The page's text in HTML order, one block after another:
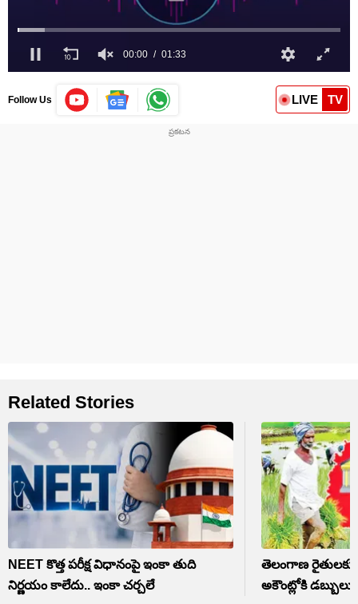
Follow Us LIVE TV
Related Stories
NEET కొత్త పరీక్ష విధానంపై ఇంకా తుది
నిర్ణయం కాలేదు.. ఇంకా చర్చలే
తెలంగాణ
అకౌంట్లోకి డబ్బులు